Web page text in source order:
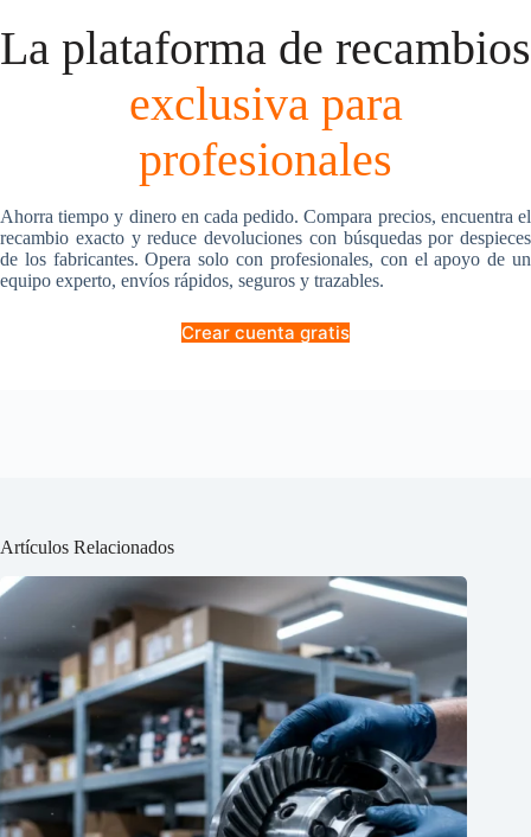
La plataforma de recambios
exclusiva para
profesionales
Ahorra tiempo y dinero en cada pedido. Compara precios, encuentra el
recambio exacto y reduce devoluciones con búsquedas por despieces
de los fabricantes. Opera solo con profesionales, con el apoyo de un
equipo experto, envíos rápidos, seguros y trazables.
Crear cuenta gratis
Artículos Relacionados